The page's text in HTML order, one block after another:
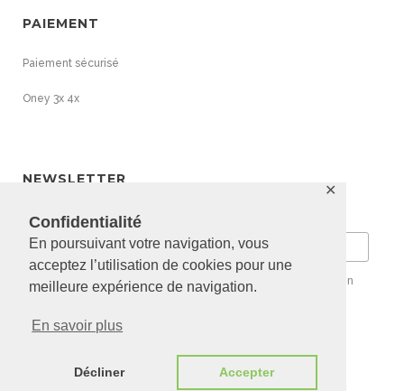
Confidentialité
En poursuivant votre navigation, vous
acceptez l’utilisation de cookies pour une
meilleure expérience de navigation.
En savoir plus
Décliner Accepter
✕
PAIEMENT
Paiement sécurisé
Oney 3x 4x
NEWSLETTER
Email
Vous pouvez vous désabonner à tout moment en cliquant sur le lien
dans le bas de page de nos e-mails.